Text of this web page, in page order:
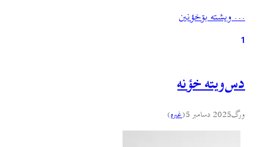
فایل پی‌دی‌اف کلی و به شکل یک کتاب گردآمده و برای…
… ويشته بۊخؤنين
1
دس‌ويته خؤنه
ورگ2025 دسامبر 5 (غىره)